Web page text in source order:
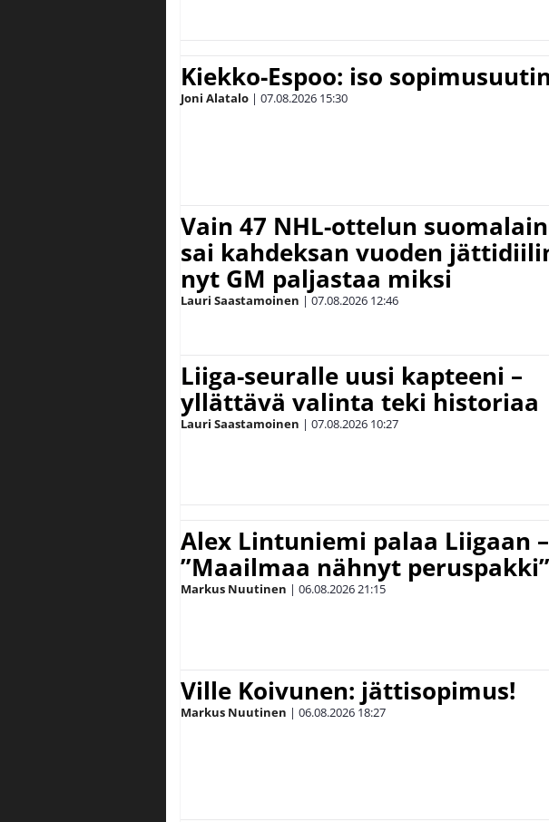
Kiekko-Espoo: iso
Joni Alatalo | 07.08.2026 15:30
Vain 47 NHL-ottelun
sai kahdeksan vuoden
nyt GM paljastaa miksi
Lauri Saastamoinen | 07.08.2026 12:46
Liiga-seuralle uusi kapteeni –
yllättävä valinta teki historiaa
Lauri Saastamoinen | 07.08.2026 10:27
Alex Lintuniemi palaa Liigaan –
”Maailmaa nähnyt peruspakki”
Markus Nuutinen | 06.08.202621:15
Ville Koivunen: jättisopimus!
Markus Nuutinen | 06.08.2026 18:27